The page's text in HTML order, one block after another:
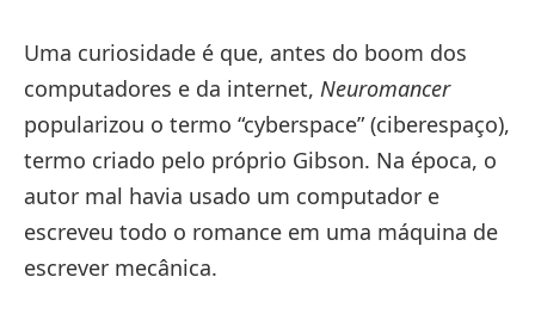
Uma curiosidade é que, antes do boom dos
computadores e da internet, Neuromancer
popularizou o termo “cyberspace” (ciberespaço),
termo criado pelo próprio Gibson. Na época, o
autor mal havia usado um computador e
escreveu todo o romance em uma máquina de
escrever mecânica.